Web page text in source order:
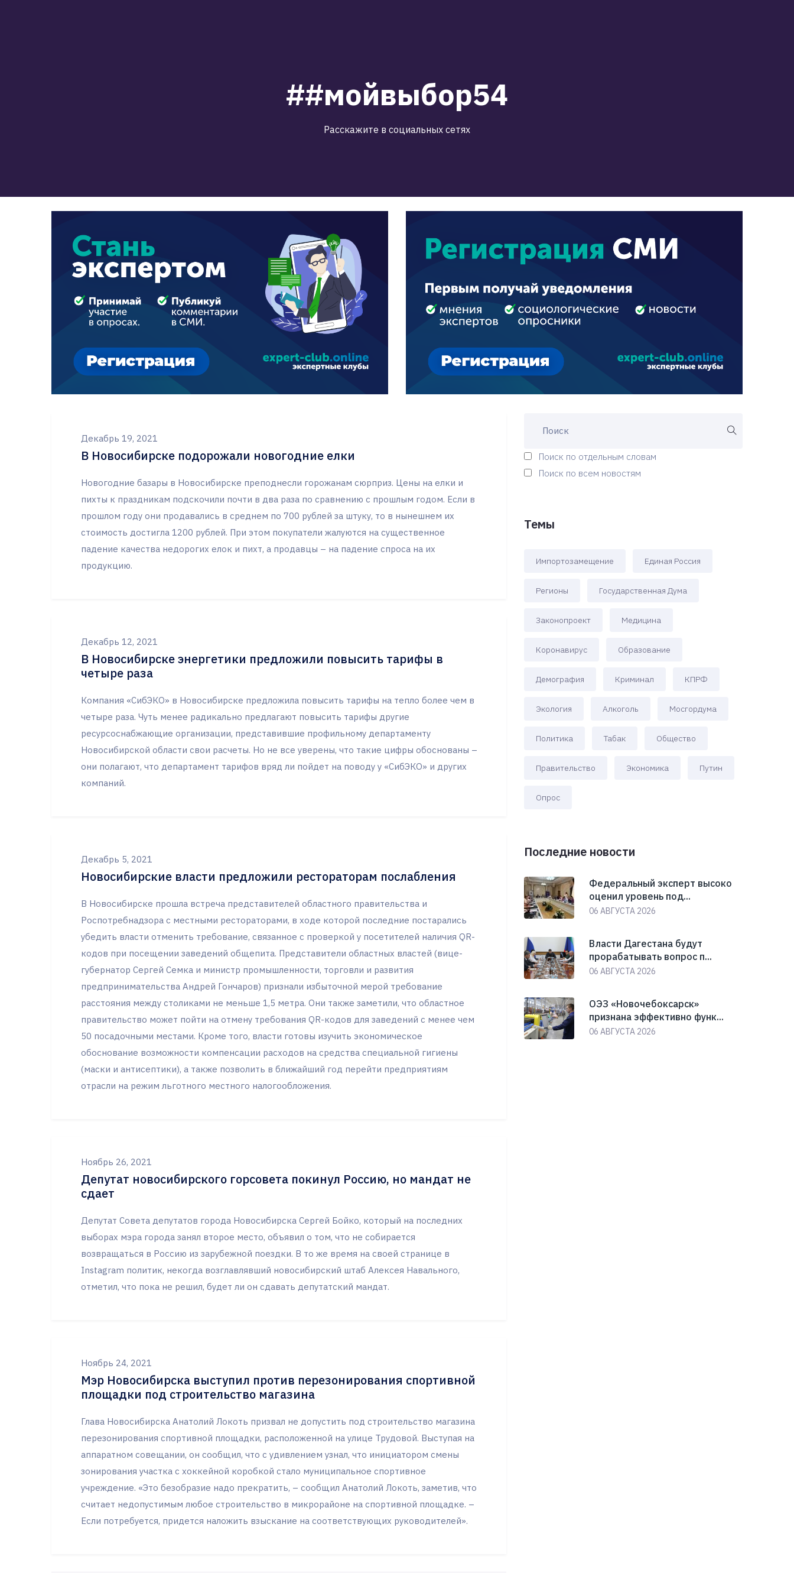
##мойвыбор54
Расскажите в социальных сетях
Декабрь 19, 2021
В Новосибирске подорожали новогодние елки
Новогодние базары в Новосибирске преподнесли горожанам сюрприз. Цены на елки и
пихты к праздникам подскочили почти в два раза по сравнению с прошлым годом. Если в
прошлом году они продавались в среднем по 700 рублей за штуку, то в нынешнем их
стоимость достигла 1200 рублей. При этом покупатели жалуются на существенное
падение качества недорогих елок и пихт, а продавцы – на падение спроса на их
продукцию.
Декабрь 12, 2021
В Новосибирске энергетики предложили повысить тарифы в
четыре раза
Компания «СибЭКО» в Новосибирске предложила повысить тарифы на тепло более чем в
четыре раза. Чуть менее радикально предлагают повысить тарифы другие
ресурсоснабжающие организации, представившие профильному департаменту
Новосибирской области свои расчеты. Но не все уверены, что такие цифры обоснованы –
они полагают, что департамент тарифов вряд ли пойдет на поводу у «СибЭКО» и других
компаний.
Декабрь 5, 2021
Новосибирские власти предложили рестораторам послабления
В Новосибирске прошла встреча представителей областного правительства и
Роспотребнадзора с местными рестораторами, в ходе которой последние постарались
убедить власти отменить требование, связанное с проверкой у посетителей наличия QR-
кодов при посещении заведений общепита. Представители областных властей (вице-
губернатор Сергей Семка и министр промышленности, торговли и развития
предпринимательства Андрей Гончаров) признали избыточной мерой требование
расстояния между столиками не меньше 1,5 метра. Они также заметили, что областное
правительство может пойти на отмену требования QR-кодов для заведений с менее чем
50 посадочными местами. Кроме того, власти готовы изучить экономическое
обоснование возможности компенсации расходов на средства специальной гигиены
(маски и антисептики), а также позволить в ближайший год перейти предприятиям
отрасли на режим льготного местного налогообложения.
Ноябрь 26, 2021
Депутат новосибирского горсовета покинул Россию, но мандат не
сдает
Депутат Совета депутатов города Новосибирска Сергей Бойко, который на последних
выборах мэра города занял второе место, объявил о том, что не собирается
возвращаться в Россию из зарубежной поездки. В то же время на своей странице в
Instagram политик, некогда возглавлявший новосибирский штаб Алексея Навального,
отметил, что пока не решил, будет ли он сдавать депутатский мандат.
Ноябрь 24, 2021
Мэр Новосибирска выступил против перезонирования спортивной
площадки под строительство магазина
Глава Новосибирска Анатолий Локоть призвал не допустить под строительство магазина
перезонирования спортивной площадки, расположенной на улице Трудовой. Выступая на
аппаратном совещании, он сообщил, что с удивлением узнал, что инициатором смены
зонирования участка с хоккейной коробкой стало муниципальное спортивное
учреждение. «Это безобразие надо прекратить, – сообщил Анатолий Локоть, заметив, что
считает недопустимым любое строительство в микрорайоне на спортивной площадке. –
Если потребуется, придется наложить взыскание на соответствующих руководителей».
Поиск по отдельным словам
Поиск по всем новостям
Темы
Импортозамещение Единая Россия
Регионы Государственная Дума
Законопроект Медицина
Коронавирус Образование
Демография Криминал КПРФ
Экология Алкоголь Мосгордума
Политика Табак Общество
Правительство Экономика Путин
Опрос
Последние новости
Федеральный эксперт высоко
оценил уровень под...
06 АВГУСТА 2026
Власти Дагестана будут
прорабатывать вопрос п...
06 АВГУСТА 2026
ОЭЗ «Новочебоксарск»
признана эффективно функ...
06 АВГУСТА 2026